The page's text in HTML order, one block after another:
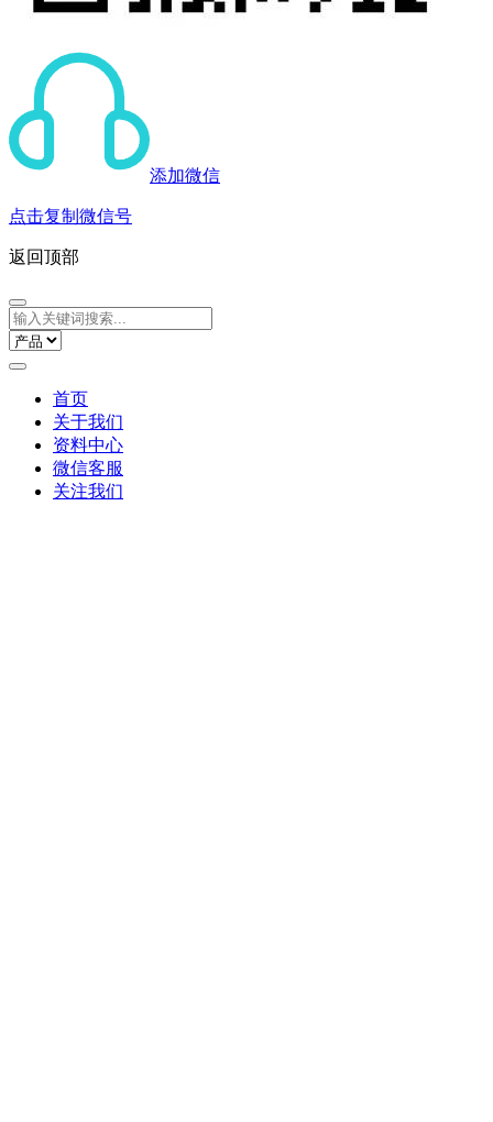
添加微信
点击复制微信号
返回顶部
首页
关于我们
资料中心
微信客服
关注我们